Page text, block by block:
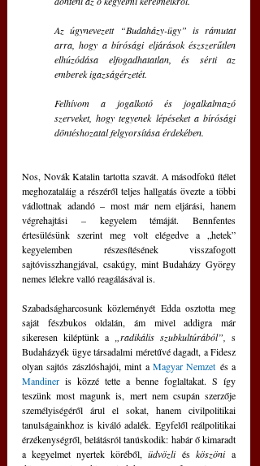
Az úgynevezett “Budaházy-ügy” is rámutat
arra, hogy a bírósági eljárások észszerűtlen
elhúzódása elfogadhatatlan, és sérti az
emberek igazságérzetét.
Felhívom a jogalkotó és jogalkalmazó
szerveket, hogy tegyenek lépéseket a bírósági
döntéshozatal felgyorsítása érdekében.
Nos, Novák Katalin tartotta szavát. A másodfokú ítélet
meghozataláig a részéről teljes hallgatás övezte a többi
vádlottnak adandó – most már nem eljárási, hanem
végrehajtási – kegyelem témáját. Bennfentes
értesülésünk szerint meg volt elégedve a „hetek”
kegyelemben részesítésének visszafogott
sajtóvisszhangjával, csakúgy, mint Budaházy György
nemes lélekre valló reagálásával is.
Szabadságharcosunk közleményét Edda osztotta meg
saját fészbukos oldalán, ám mivel addigra már
sikeresen kiléptünk a „radikális szubkultúrából”, s
Budaházyék ügye társadalmi méretűvé dagadt, a Fidesz
olyan sajtós zászlóshajói, mint a Magyar Nemzet
és a
Mandiner is közzé tette a benne foglaltakat. S így
teszünk most magunk is, mert nem csupán szerzője
személyiségéről árul el sokat, hanem civilpolitikai
tanulságainkhoz is kiváló adalék. Egyfelől reálpolitikai
érzékenységről, belátásról tanúskodik: habár ő kimaradt
a kegyelmet nyertek köréből, üdvözli és köszöni a